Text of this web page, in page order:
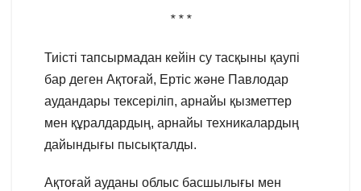
* * *
Тиісті тапсырмадан кейін су тасқыны қаупі
бар деген Ақтоғай, Ертіс және Павлодар
аудандары тексеріліп, арнайы қызметтер
мен құралдардың, арнайы техникалардың
дайындығы пысықталды.
Ақтоғай ауданы облыс басшылығы мен